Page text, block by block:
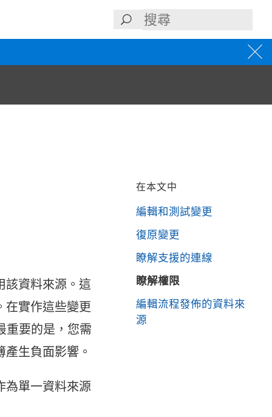
該資料來源。這
在實作這些變更
重要的是，您需
生負面影響。
為單一資料來源
在本文中
編輯和測試變更
復原變更
瞭解支援的連線
瞭解權限
編輯流程發佈的資料來
源